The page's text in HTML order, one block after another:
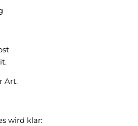
Art.
wird klar: